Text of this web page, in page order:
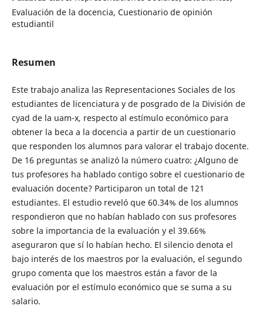
Evaluación de la docencia, Cuestionario de opinión
estudiantil
Resumen
Este trabajo analiza las Representaciones Sociales de los
estudiantes de licenciatura y de posgrado de la División de
cyad de la uam-x, respecto al estímulo económico para
obtener la beca a la docencia a partir de un cuestionario
que responden los alumnos para valorar el trabajo docente.
De 16 preguntas se analizó la número cuatro: ¿Alguno de
tus profesores ha hablado contigo sobre el cuestionario de
evaluación docente? Participaron un total de 121
estudiantes. El estudio reveló que 60.34% de los alumnos
respondieron que no habían hablado con sus profesores
sobre la importancia de la evaluación y el 39.66%
aseguraron que sí lo habían hecho. El silencio denota el
bajo interés de los maestros por la evaluación, el segundo
grupo comenta que los maestros están a favor de la
evaluación por el estímulo económico que se suma a su
salario.